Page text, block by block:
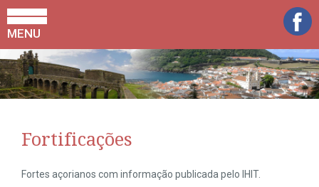
MENU
Fortificações
Fortes açorianos com informação publicada pelo IHIT.